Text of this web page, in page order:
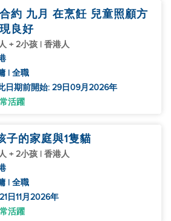
約 九月 在烹飪 兒童照顧方
良好
+ 2小孩 | 香港人
| 全職
日期前開始: 29日09月2026年
活躍
子的家庭與1隻貓
+ 2小孩 | 香港人
| 全職
日11月2026年
活躍